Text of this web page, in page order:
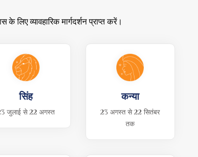
व्यावहारिक मार्गदर्शन प्राप्त करें।
सिंह
जुलाई से 22 अगस्त
कन्या
23 अगस्त से 22 सितंबर
तक